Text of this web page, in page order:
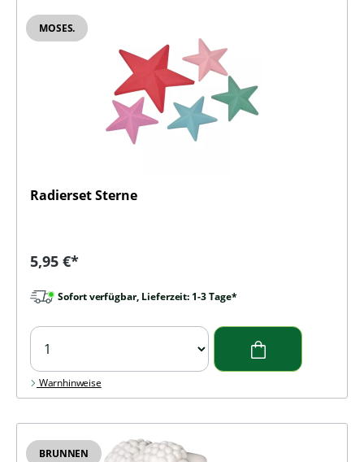
MOSES.
Radierset Sterne
Regulärer Preis:
5,95 €*
Sofort verfügbar, Lieferzeit: 1-3 Tage*
Warnhinweise
BRUNNEN